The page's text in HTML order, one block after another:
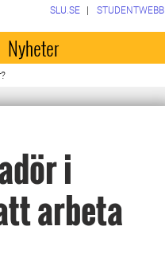
SLU.SE STUDENTWEBB
Nyheter
i
arbeta